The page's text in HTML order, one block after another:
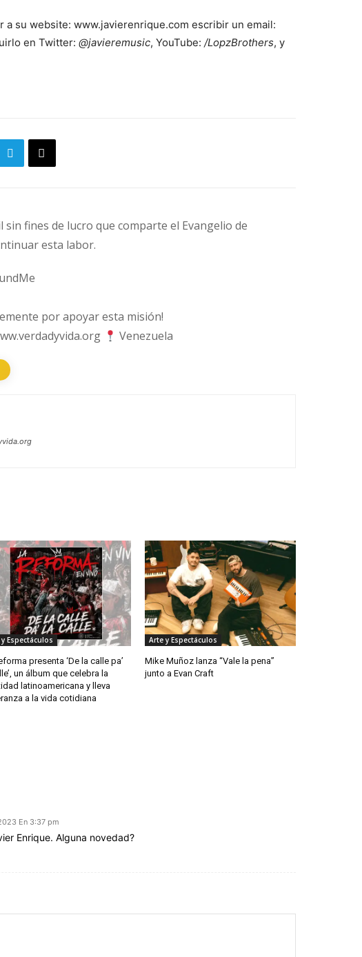
a su website: www.javierenrique.com escribir un email:
en Twitter: @javieremusic, YouTube: /LopzBrothers, y
sin fines de lucro que comparte el Evangelio de
esta labor.
por apoyar esta misión!
Venezuela
Espectáculos
presenta ‘De la calle pa’
un álbum que celebra la
latinoamericana y lleva
a la vida cotidiana
Arte y Espectáculos
Mike Muñoz lanza “Vale la pena”
junto a Evan Craft
En 3:37 pm
Enrique. Alguna novedad?